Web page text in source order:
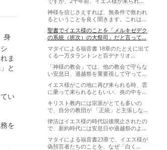
身
ま
と
い
を